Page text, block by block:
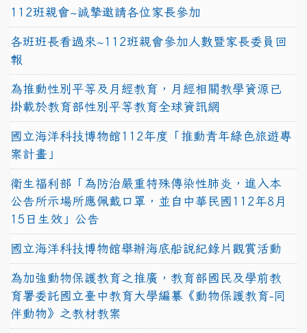
112班親會~誠摯邀請各位家長參加
各班班長看過來~112班親會參加人數暨家長委員回
報
為推動性別平等及月經教育，月經相關教學資源已
掛載於教育部性別平等教育全球資訊網
國立海洋科技博物館112年度「推動青年綠色旅遊專
案計畫」
衛生福利部「為防治嚴重特殊傳染性肺炎，進入本
公告所示場所應佩戴口罩，並自中華民國112年8月
15日生效」公告
國立海洋科技博物館舉辦海底船說紀錄片觀賞活動
為加強動物保護教育之推廣，教育部國民及學前教
育署委託國立臺中教育大學編纂《動物保護教育-同
伴動物》之教材教案